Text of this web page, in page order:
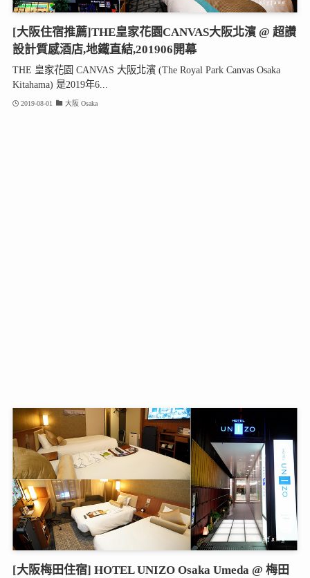
[大阪住宿推薦]THE皇家花園CANVAS大阪北濱 @ 超讚
設計質感酒店,地鐵直結,201906開幕
THE 皇家花園 CANVAS 大阪北濱 (The Royal Park Canvas Osaka
Kitahama) 是2019年6...
2019-08-01 大阪 Osaka
[大阪梅田住宿] HOTEL UNIZO Osaka Umeda @ 梅田